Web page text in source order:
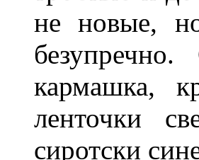
не новые,
безупречно.
кармашка,
ленточки
сиротски